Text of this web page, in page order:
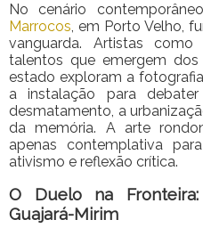
No cenário
Marrocos, em Porto Velho,
vanguarda. Artistas como
talentos que emergem
estado exploram a
a instalação para
desmatamento, a
da memória. A arte
apenas contemplativa
ativismo e reflexão crítica.
O Duelo na
Guajará-Mirim